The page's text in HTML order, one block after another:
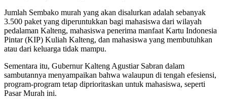
Jumlah Sembako murah yang akan disalurkan adalah sebanyak
3.500 paket yang diperuntukkan bagi mahasiswa dari wilayah
pedalaman Kalteng, mahasiswa penerima manfaat Kartu Indonesia
Pintar (KIP) Kuliah Kalteng, dan mahasiswa yang membutuhkan
atau dari keluarga tidak mampu.
Sementara itu, Gubernur Kalteng Agustiar Sabran dalam
sambutannya menyampaikan bahwa walaupun di tengah efesiensi,
program-program tetap diprioritaskan untuk mahasiswa, seperti
Pasar Murah ini.